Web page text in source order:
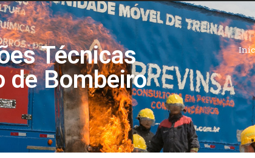
Técnicas
de Bombeiro